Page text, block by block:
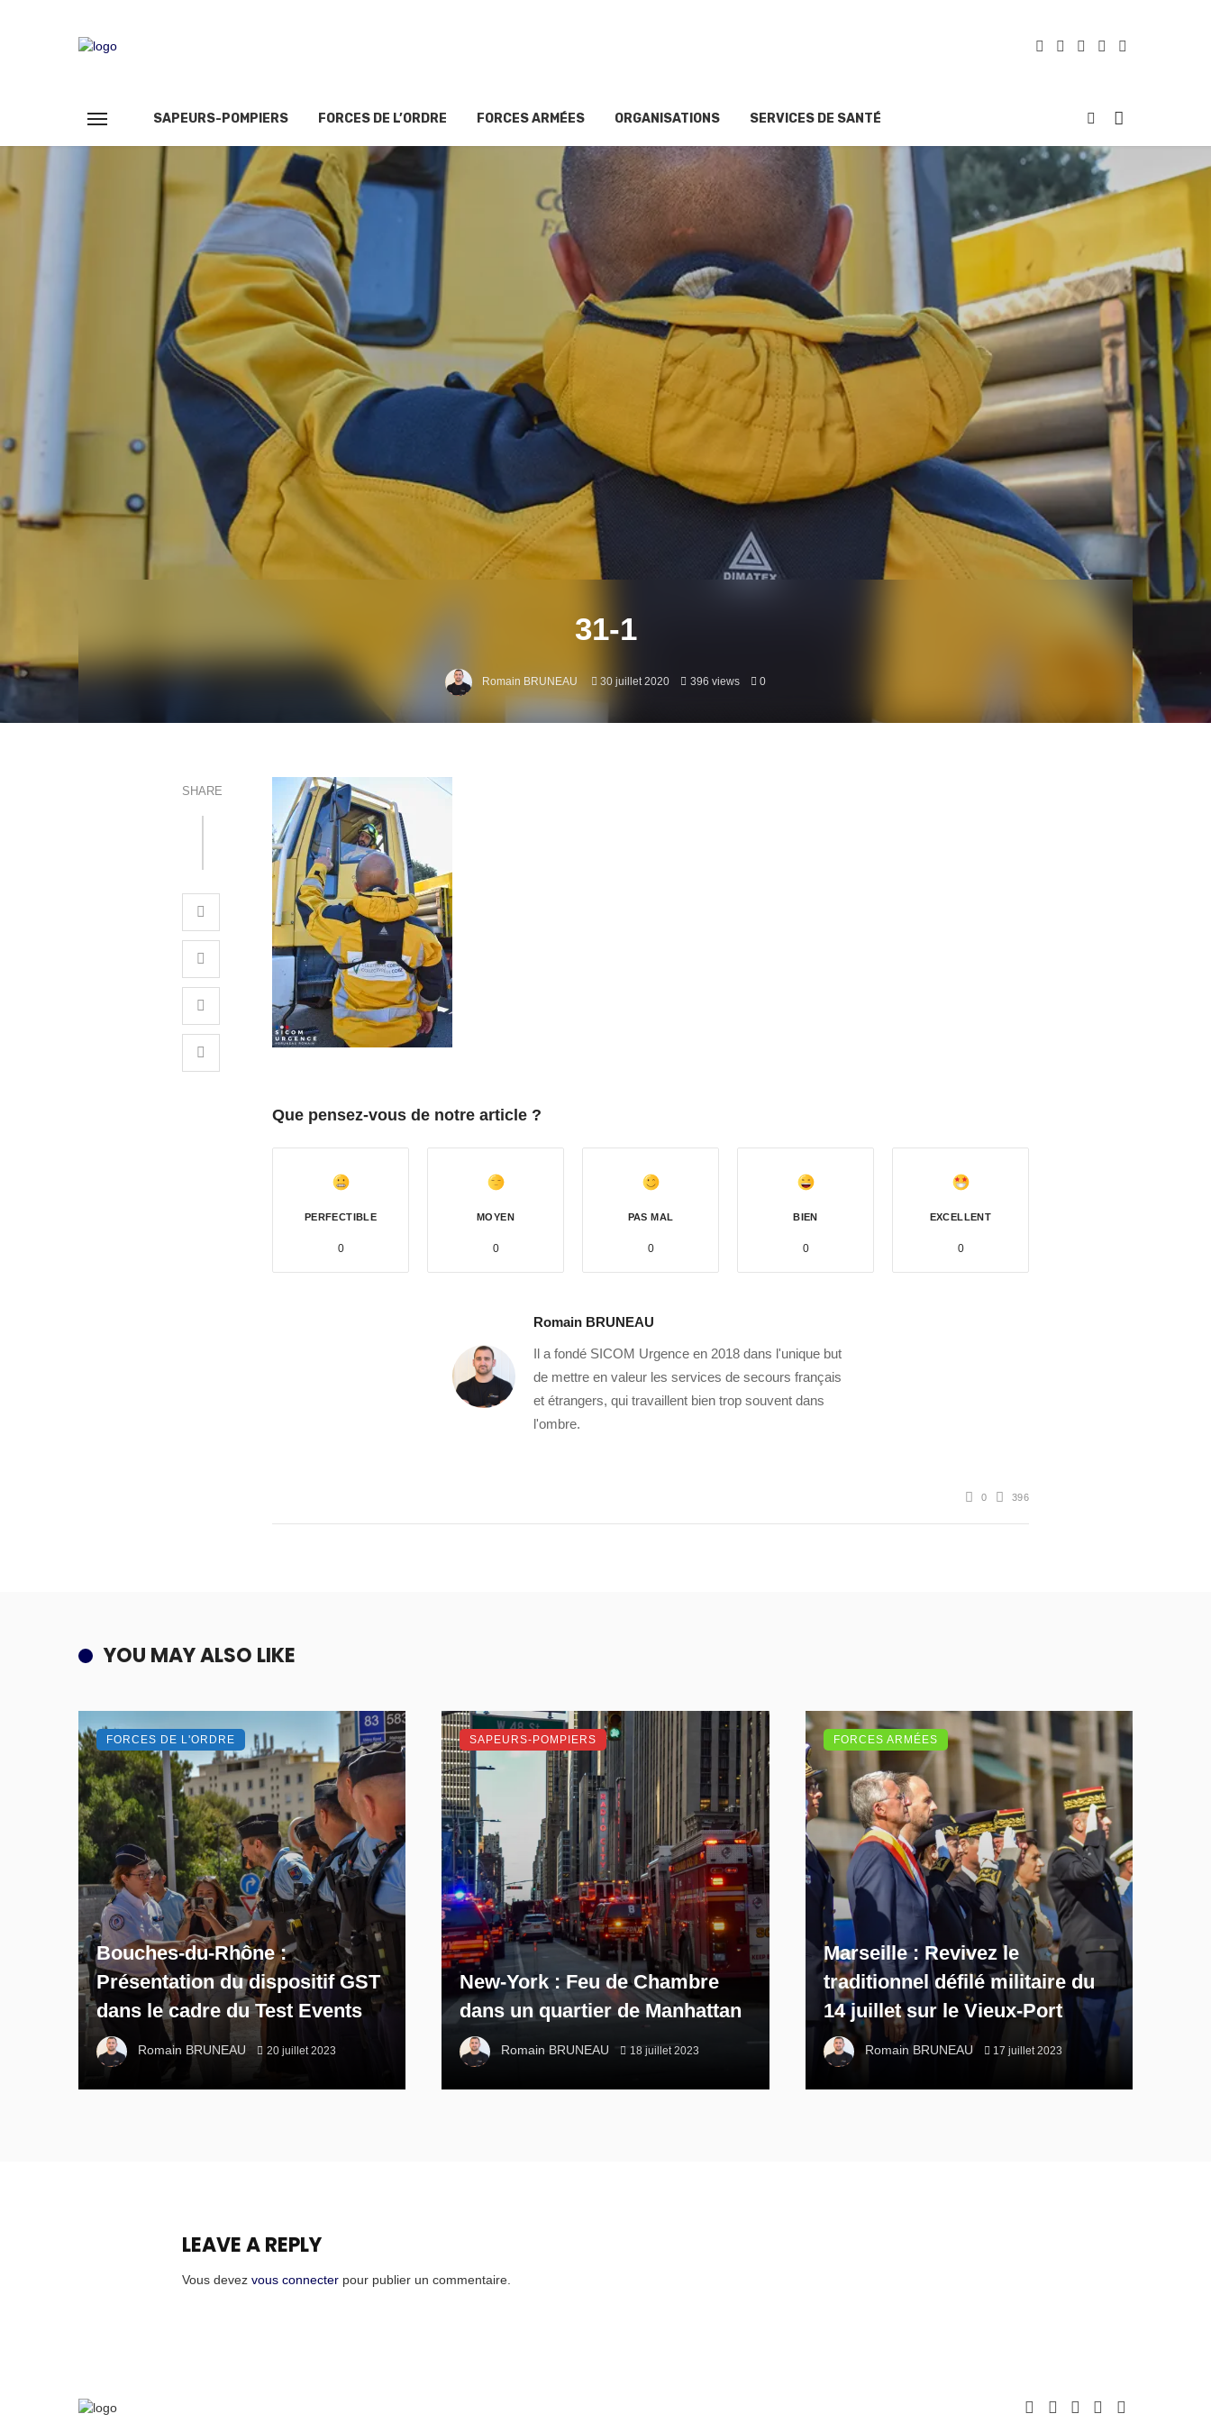
SAPEURS-POMPIERS FORCES DE L’ORDRE FORCES ARMÉES ORGANISATIONS SERVICES DE SANTÉ
31-1
Romain BRUNEAU 30 juillet 2020 396 views 0
SHARE
Que pensez-vous de notre article ?
PERFECTIBLE
0
MOYEN
0
PAS MAL
0
BIEN
0
EXCELLENT
0
Romain BRUNEAU
Il a fondé SICOM Urgence en 2018 dans l'unique but
de mettre en valeur les services de secours français
et étrangers, qui travaillent bien trop souvent dans
l'ombre.
0 396
YOU MAY ALSO LIKE
Bouches-du-Rhône :
Présentation du dispositif GST
dans le cadre du Test Events
Romain BRUNEAU 20 juillet 2023
FORCES DE L'ORDRE
New-York : Feu de Chambre
dans un quartier de Manhattan
Romain BRUNEAU 18 juillet 2023
SAPEURS-POMPIERS
Marseille : Revivez le
traditionnel défilé militaire du
14 juillet sur le Vieux-Port
Romain BRUNEAU 17 juillet 2023
FORCES ARMÉES
LEAVE A REPLY
Vous devez vous connecter pour publier un commentaire.